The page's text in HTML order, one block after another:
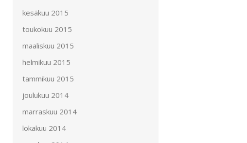
kesäkuu 2015
toukokuu 2015
maaliskuu 2015
helmikuu 2015
tammikuu 2015
joulukuu 2014
marraskuu 2014
lokakuu 2014